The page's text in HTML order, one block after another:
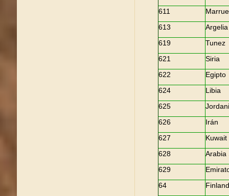
611
613
Argelia
619
Tunez
621
Siria
622
Egipto
624
Libia
625
626
Irán
627
Kuwait
628
Arabia
629
64